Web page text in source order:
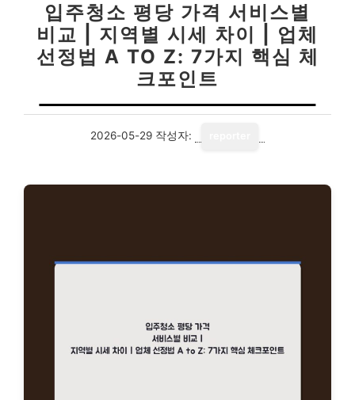
입주청소 평당 가격 서비스별
비교 | 지역별 시세 차이 | 업체
선정법 A TO Z: 7가지 핵심 체
크포인트
2026-05-29 작성자: